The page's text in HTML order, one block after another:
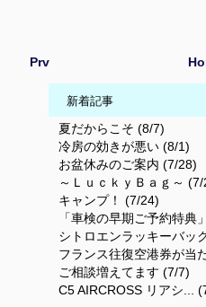
Prv
新着記事
夏だからこそ (8/7)
冷房の効きが悪い (8/1)
お盆休みのご案内 (7/28)
～ＬｕｃｋｙＢａｇ～ (7/
キャンプ！ (7/24)
「車検の早期ご予約特典
シトロエンラッキーバッ
フランス往復空港券が当
ご相談増えてます (7/7)
C5 AIRCROSS リアシ...